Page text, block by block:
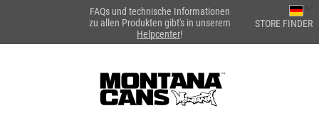
FAQs und technische Informationen
zu allen Produkten gibt's in unserem
Helpcenter!
STORE FINDER